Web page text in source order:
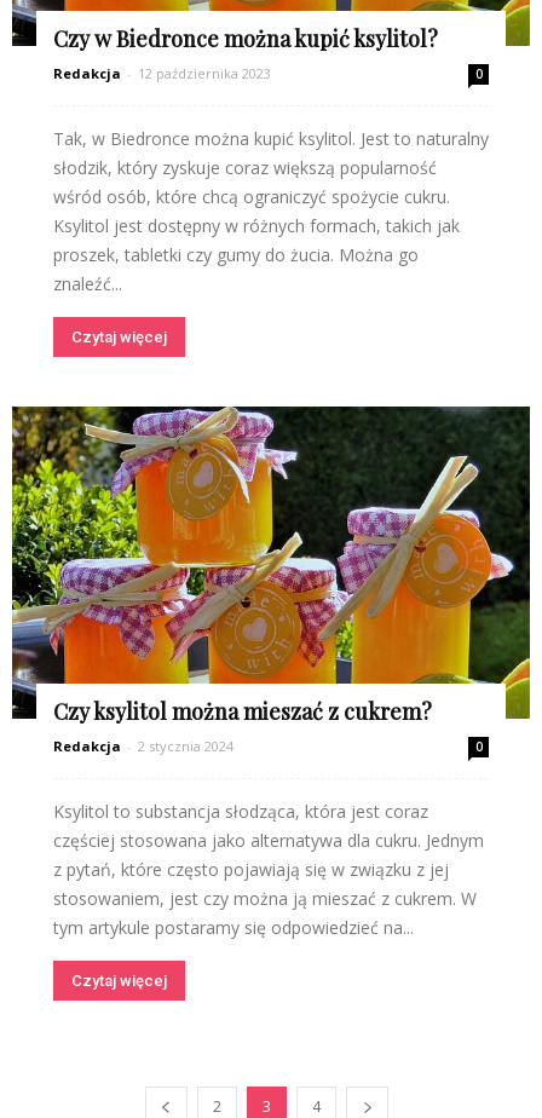
Czy w Biedronce można kupić ksylitol?
Redakcja - 12 października 2023 0
Tak, w Biedronce można kupić ksylitol. Jest to naturalny
słodzik, który zyskuje coraz większą popularność
wśród osób, które chcą ograniczyć spożycie cukru.
Ksylitol jest dostępny w różnych formach, takich jak
proszek, tabletki czy gumy do żucia. Można go
znaleźć...
Czytaj więcej
Czy ksylitol można mieszać z cukrem?
Redakcja - 2 stycznia 2024 0
Ksylitol to substancja słodząca, która jest coraz
częściej stosowana jako alternatywa dla cukru. Jednym
z pytań, które często pojawiają się w związku z jej
stosowaniem, jest czy można ją mieszać z cukrem. W
tym artykule postaramy się odpowiedzieć na...
Czytaj więcej
2 3 4